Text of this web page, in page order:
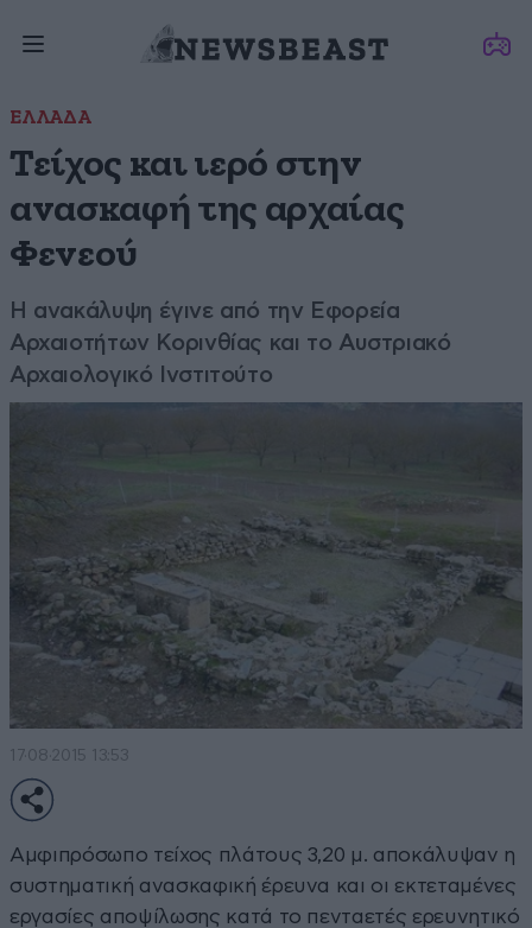
ΕΛΛΑΔΑ
Τείχος και ιερό στην
ανασκαφή της αρχαίας
Φενεού
Η ανακάλυψη έγινε από την Εφορεία
Αρχαιοτήτων Κορινθίας και το Αυστριακό
Αρχαιολογικό Ινστιτούτο
17·08·2015 13:53
Aμφιπρόσωπο τείχος πλάτους 3,20 μ. αποκάλυψαν η
συστηματική ανασκαφική έρευνα και οι εκτεταμένες
εργασίες αποψίλωσης κατά το πενταετές ερευνητικό